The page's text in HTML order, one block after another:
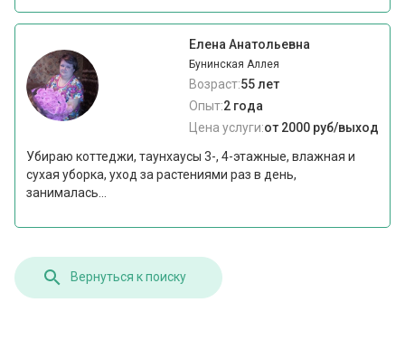
Елена Анатольевна
Бунинская Аллея
Возраст:55 лет
Опыт:2 года
Цена услуги:от 2000 руб/выход
Убираю коттеджи, таунхаусы 3-, 4-этажные, влажная и
сухая уборка, уход за растениями раз в день,
занималась...
Вернуться к поиску